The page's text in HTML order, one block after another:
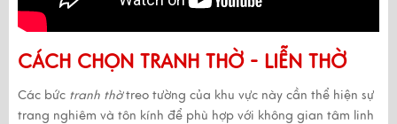
CÁCH CHỌN TRANH THỜ - LIỄN THỜ
Các bức tranh thờtreo tường của khu vực này cần thể hiện sự
trang nghiêm và tôn kính để phù hợp với không gian tâm linh